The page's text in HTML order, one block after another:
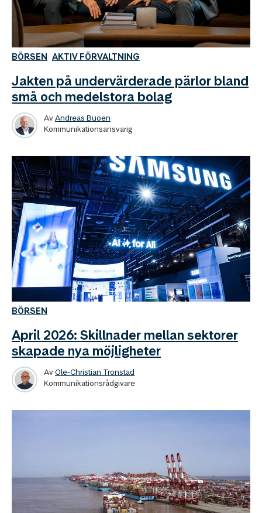
BÖRSEN AKTIV FÖRVALTNING
Jakten på undervärderade pärlor bland
små och medelstora bolag
AvAndreas Buöen
Kommunikationsansvarig
BÖRSEN
April 2026: Skillnader mellan sektorer
skapade nya möjligheter
AvOle-Christian Tronstad
Kommunikationsrådgivare